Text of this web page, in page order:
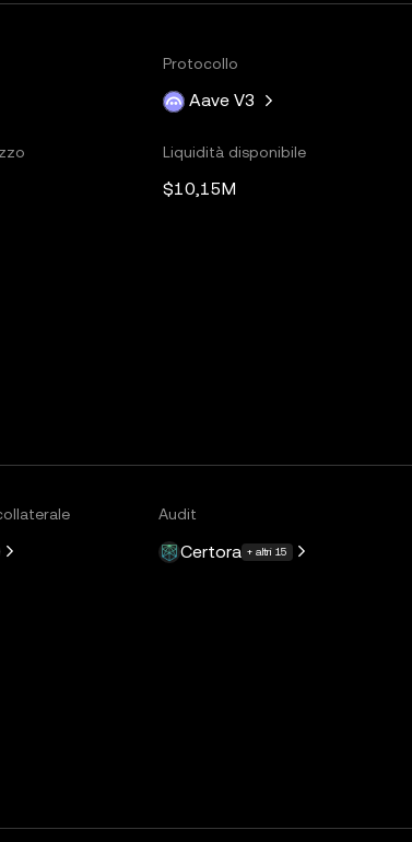
Protocollo
Aave V3
Liquidità disponibile
$10,15M
Audit
Certora + altri 15